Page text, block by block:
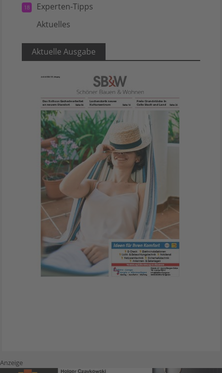
18 Experten-Tipps
Aktuelles
Aktuelle Ausgabe
Anzeige